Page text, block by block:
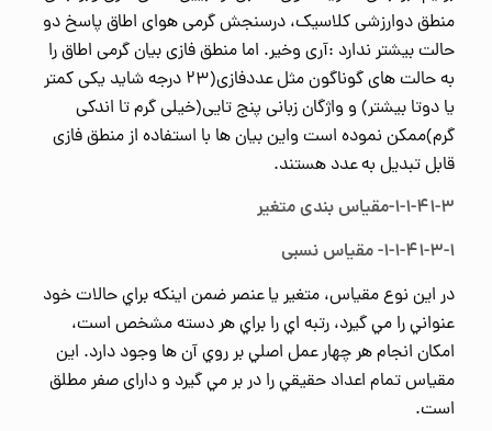
منطق دوارزشی کلاسیک، درسنجش گرمی هوای اطاق پاسخ دو
حالت بیشتر ندارد :آری وخیر. اما منطق فازی بیان گرمی اطاق را
به حالت های گوناگون مثل عددفازی(۲۳ درجه شاید یکی کمتر
یا دوتا بیشتر) و واژگان زبانی پنج تایی(خیلی گرم تا اندکی
گرم)ممکن نموده است واین بیان ها با استفاده از منطق فازی
قابل تبدیل به عدد هستند.
۱-۱-۴۱-۳-مقیاس بندی متغیر
۱-۱-۴۱-۳-۱- مقیاس نسبی
در اين نوع مقياس، متغير يا عنصر ضمن اينكه براي حالات خود
عنواني را مي گيرد، رتبه اي را براي هر دسته مشخص است،
امكان انجام هر چهار عمل اصلي بر روي آن ها وجود دارد. اين
مقياس تمام اعداد حقيقي را در بر مي گيرد و دارای صفر مطلق
است.